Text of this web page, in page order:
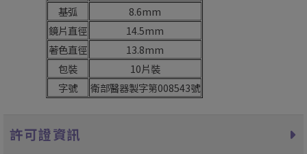
基弧
8.6mm
鏡片直徑
14.5mm
著色直徑
13.8mm
包裝
10片裝
字號
衛部醫器製字第008543號
許可證資訊